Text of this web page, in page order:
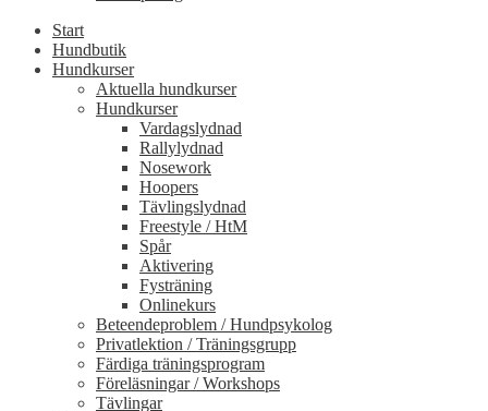
Start
Hundbutik
Hundkurser
Aktuella hundkurser
Hundkurser
Vardagslydnad
Rallylydnad
Nosework
Hoopers
Tävlingslydnad
Freestyle / HtM
Spår
Aktivering
Fysträning
Onlinekurs
Beteendeproblem / Hundpsykolog
Privatlektion / Träningsgrupp
Färdiga träningsprogram
Föreläsningar / Workshops
Tävlingar